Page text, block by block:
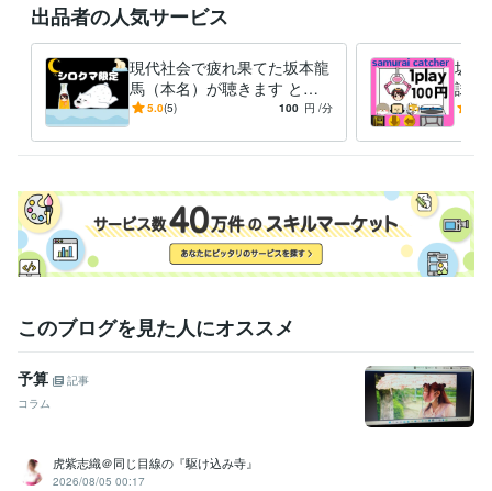
資格・検定
日商簿記検定3級 取得年 : 2002年
普通自動車第一種運転免許 取得年 : 2002年
普通自動二輪免許 取得年 : 2002年
情報処理技術者能力認定試験
カラーコーディネーター 取得年 : 2015年
エアロビックダンスインストラクター 取得年 : 2003年
秘書技能検定3級 取得年 : 2002年
ビジネス・クリエイティブツール
Excel:3年Word:3年Canva:2年
悩み相談・カウンセリング 上級心理カウンセラー
学歴
和歌山県立田辺商業高校
2003年3月 ~ 2004年2月
出品者の人気サービス
現代社会で疲れ果てた坂本龍
馬（本名）が聴きます とあ
る曲を200回聴いて思いつい
5.0(5) 100 円 /分
坂本
試せ
らい
このブログを見た人にオススメ
予算
記事
コラム
虎紫志織＠同じ目線の『駆け込み寺』
2026/08/05 00:17